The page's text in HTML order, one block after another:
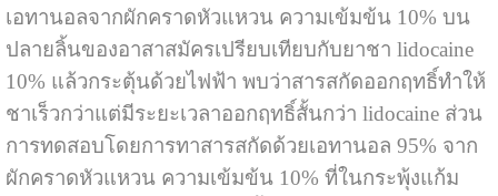
เอทานอลจากผักคราดหัวแหวน ความเข้มข้น 10% บน
ปลายลิ้นของอาสาสมัครเปรียบเทียบกับยาชา lidocaine
10% แล้วกระตุ้นด้วยไฟฟ้า พบว่าสารสกัดออกฤทธิ์ทำให้
ชาเร็วกว่าแต่มีระยะเวลาออกฤทธิ์สั้นกว่า lidocaine ส่วน
การทดสอบโดยการทาสารสกัดด้วยเอทานอล 95% จาก
ผักคราดหัวแหวน ความเข้มข้น 10% ที่ในกระพุ้งแก้ม